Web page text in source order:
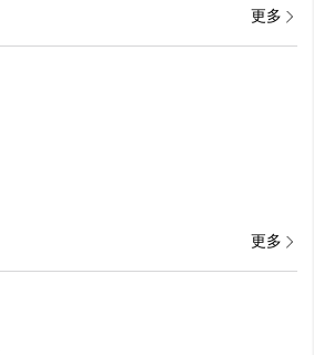
更多
更多